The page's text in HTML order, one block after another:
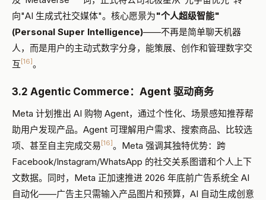
向"AI 生成式社交媒体"。核心愿景为"个人超级智能"
(Personal Super Intelligence)——不再是简单聊天机器
人，而是用户的主动式数字分身，能策展、创作和管理数字交
互 [16]。
3.2 Agentic Commerce：Agent 驱动商务
Meta 计划推出 AI 购物 Agent，通过个性化、场景感知推荐帮
助用户发现产品。Agent 可理解用户需求、搜索商品、比较选
项、甚至自主完成交易 [16]。Meta 强调其独特优势：跨
Facebook/Instagram/WhatsApp 的社交关系图谱和个人上下
文数据。同时，Meta 正加速推进 2026 年底前广告系统全 AI
自动化——广告主只需输入产品图片和预算，AI 自动生成创意